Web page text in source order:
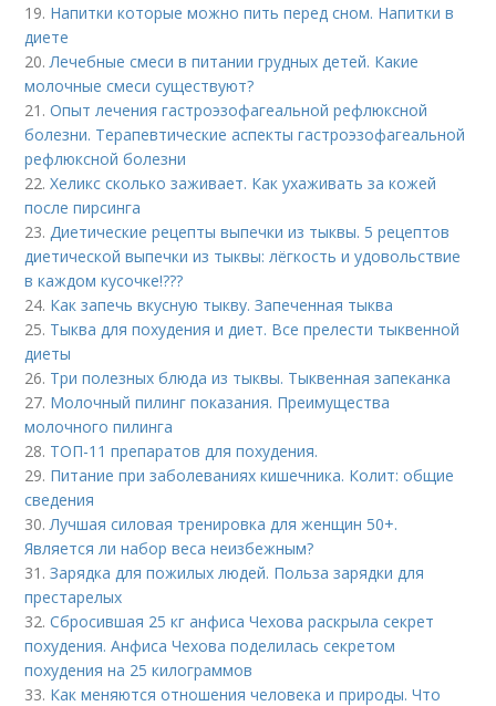
19. Напитки которые можно пить перед сном. Напитки в
диете
20. Лечебные смеси в питании грудных детей. Какие
молочные смеси существуют?
21.Опыт лечения гастроэзофагеальной рефлюксной
болезни. Терапевтические аспекты гастроэзофагеальной
рефлюксной болезни
22.Хеликс сколько заживает. Как ухаживать за кожей
после пирсинга
23. Диетические рецепты выпечки из тыквы. 5 рецептов
диетической выпечки из тыквы: лёгкость и удовольствие
в каждом кусочке!???
24. Как запечь вкусную тыкву. Запеченная тыква
25. Тыква для похудения и диет. Все прелести тыквенной
диеты
26. Три полезных блюда из тыквы. Тыквенная запеканка
27. Молочный пилинг показания. Преимущества
молочного пилинга
28. ТОП-11 препаратов для похудения.
29. Питание при заболеваниях кишечника. Колит: общие
сведения
30. Лучшая силовая тренировка для женщин 50+.
Является ли набор веса неизбежным?
31.Зарядка для пожилых людей. Польза зарядки для
престарелых
32.Сбросившая 25 кг анфиса Чехова раскрыла секрет
похудения. Анфиса Чехова поделилась секретом
похудения на 25 килограммов
33. Как меняются отношения человека и природы. Что